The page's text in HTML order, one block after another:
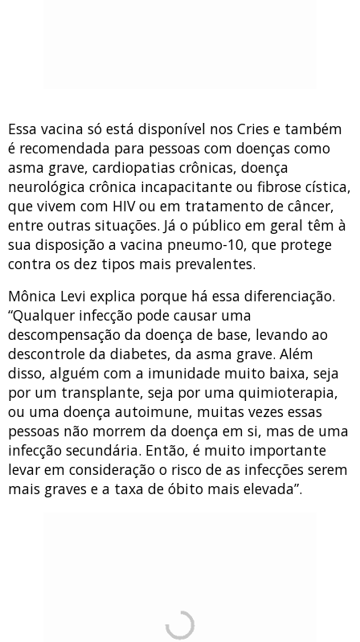
Essa vacina só está disponível nos Cries e também
é recomendada para pessoas com doenças como
asma grave, cardiopatias crônicas, doença
neurológica crônica incapacitante ou fibrose cística,
que vivem com HIV ou em tratamento de câncer,
entre outras situações. Já o público em geral têm à
sua disposição a vacina pneumo-10, que protege
contra os dez tipos mais prevalentes.
Mônica Levi explica porque há essa diferenciação.
“Qualquer infecção pode causar uma
descompensação da doença de base, levando ao
descontrole da diabetes, da asma grave. Além
disso, alguém com a imunidade muito baixa, seja
por um transplante, seja por uma quimioterapia,
ou uma doença autoimune, muitas vezes essas
pessoas não morrem da doença em si, mas de uma
infecção secundária. Então, é muito importante
levar em consideração o risco de as infecções serem
mais graves e a taxa de óbito mais elevada”.